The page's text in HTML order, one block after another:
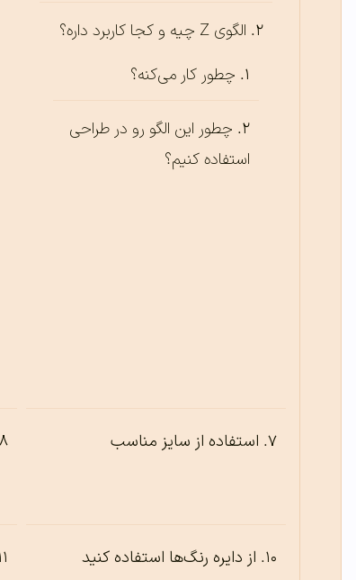
الگوی Z چیه و کجا کاربرد داره؟
چطور کار می‌کنه؟
چطور این الگو رو در طراحی
استفاده کنیم؟
استفاده از سایز مناسب
از دایره رنگ‌ها استفاده کنید